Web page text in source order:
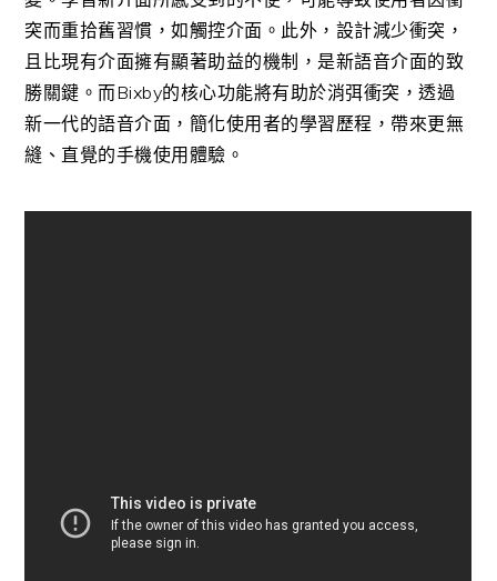
突而重拾舊習慣，如觸控介面。此外，設計減少衝突，
且比現有介面擁有顯著助益的機制，是新語音介面的致
勝關鍵。而Bixby的核心功能將有助於消弭衝突，透過
新一代的語音介面，簡化使用者的學習歷程，帶來更無
縫、直覺的手機使用體驗。